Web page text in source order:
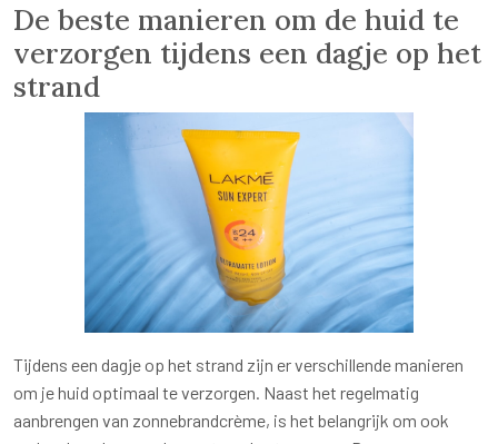
De beste manieren om de huid te
verzorgen tijdens een dagje op het
strand
Tijdens een dagje op het strand zijn er verschillende manieren
om je huid optimaal te verzorgen. Naast het regelmatig
aanbrengen van zonnebrandcrème, is het belangrijk om ook